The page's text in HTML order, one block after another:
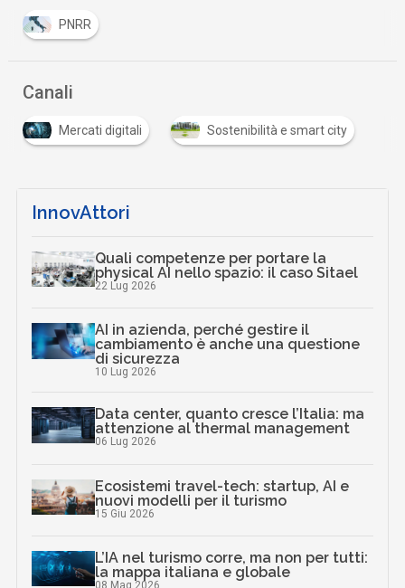
PNRR
Canali
Mercati digitali Sostenibilità e smart city
InnovAttori
Quali competenze per portare la
physical AI nello spazio: il caso Sitael
22 Lug 2026
AI in azienda, perché gestire il
cambiamento è anche una questione
di sicurezza
10 Lug 2026
Data center, quanto cresce l’Italia: ma
attenzione al thermal management
06 Lug 2026
Ecosistemi travel-tech: startup, AI e
nuovi modelli per il turismo
15 Giu 2026
L’IA nel turismo corre, ma non per tutti:
la mappa italiana e globale
08 Mag 2026